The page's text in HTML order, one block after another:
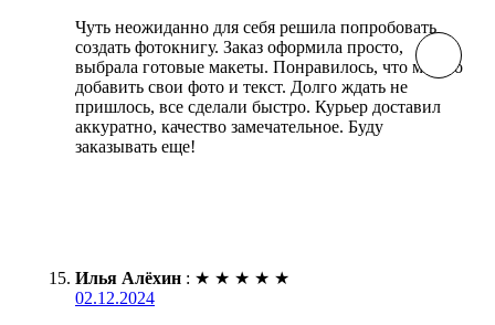
Чуть неожиданно для себя решила попробовать
создать фотокнигу. Заказ оформила просто,
выбрала готовые макеты. Понравилось, что можно
добавить свои фото и текст. Долго ждать не
пришлось, все сделали быстро. Курьер доставил
аккуратно, качество замечательное. Буду
заказывать еще!
Илья Алёхин : ★ ★ ★ ★ ★
02.12.2024